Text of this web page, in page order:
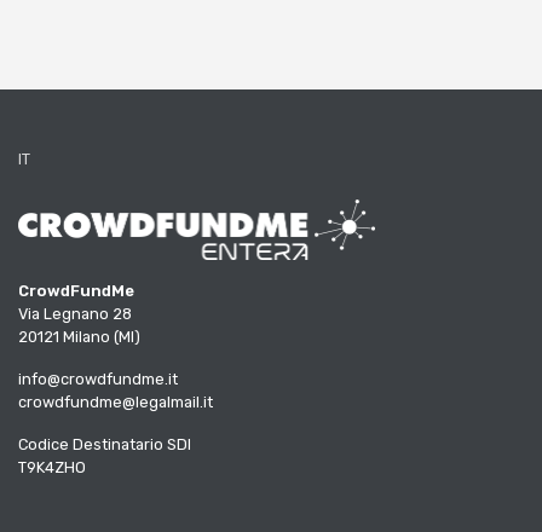
IT
CrowdFundMe
Via Legnano 28
20121 Milano (MI)
info@crowdfundme.it
crowdfundme@legalmail.it
Codice Destinatario SDI
T9K4ZHO